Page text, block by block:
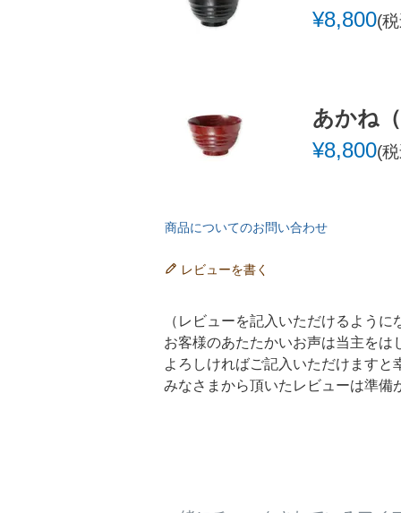
¥8,800
あかね
¥8,800
商品についてのお問い合わせ
レビューを書く
（レビューを記入いただけるように
お客様のあたたかいお声は当主を
よろしければご記入いただけますと
みなさまから頂いたレビューは準備